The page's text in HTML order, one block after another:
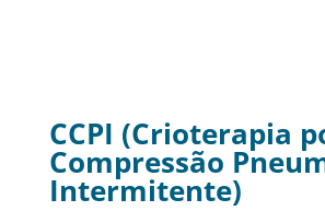
CCPI (Crioterapia
Compressão
Intermitente)